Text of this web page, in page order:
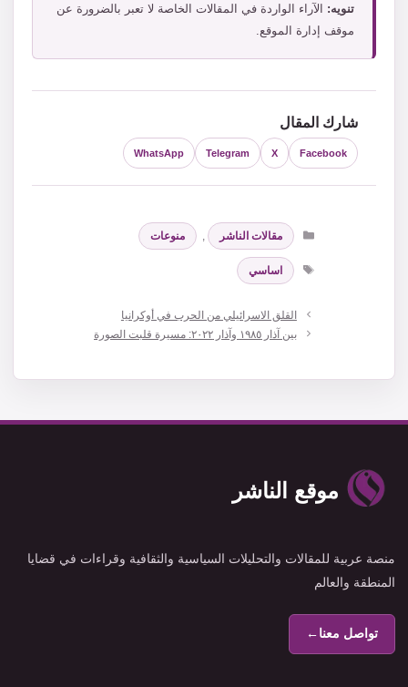
تنويه: الآراء الواردة في المقالات الخاصة لا تعبر بالضرورة عن
موقف إدارة الموقع.
شارك المقال
Facebook
X
Telegram
WhatsApp
التصنيفات
مقالات الناشر
منوعات
الوسوم
اساسي
القلق الاسرائيلي من الحرب في أوكرانيا
بين آذار ١٩٨٥ وآذار ٢٠٢٢: مسيرة قلبت الصورة
موقع الناشر
منصة عربية للمقالات والتحليلات السياسية والثقافية وقراءات في قضايا
المنطقة والعالم
تواصل معنا←